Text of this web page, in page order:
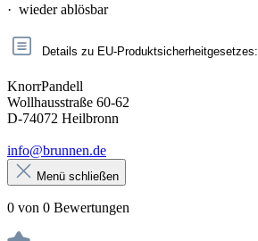
· wieder ablösbar
Details zu EU-Produktsicherheitgesetzes:
KnorrPandell
Wollhausstraße 60-62
D-74072 Heilbronn
info@brunnen.de
Menü schließen
0 von 0 Bewertungen